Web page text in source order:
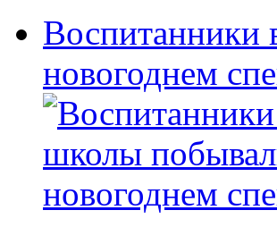
Воспитанники
новогоднем